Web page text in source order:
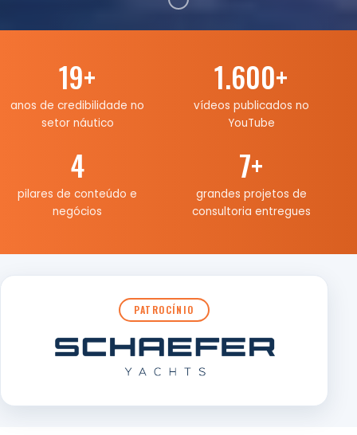
19+
anos de credibilidade no
setor náutico
1.600+
vídeos publicados no
YouTube
4
pilares de conteúdo e
negócios
7+
grandes projetos de
consultoria entregues
PATROCÍNIO